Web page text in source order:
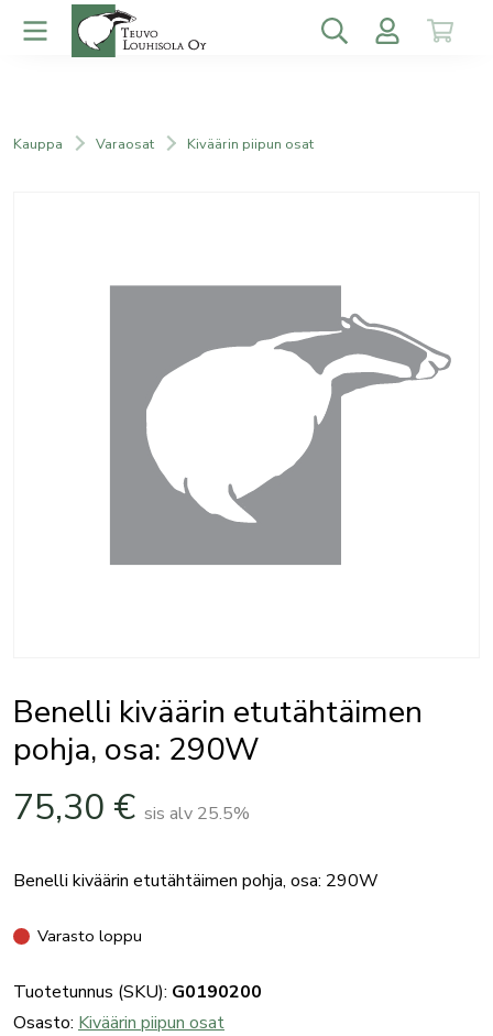
Kauppa Varaosat Kiväärin piipun osat
Benelli kiväärin etutähtäimen
pohja, osa: 290W
75,30 € sis alv 25.5%
Benelli kiväärin etutähtäimen pohja, osa: 290W
Varasto loppu
Tuotetunnus (SKU): G0190200
Osasto: Kiväärin piipun osat